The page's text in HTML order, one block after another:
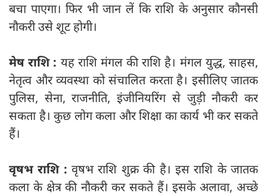
बचा पाएगा। फिर भी जान लें कि राशि के अनुसार कौनसी
नौकरी उसे शूट होगी।
मेष राशि : यह राशि मंगल की राशि है। मंगल युद्ध, साहस,
नेतृत्व और व्यवस्था को संचालित करता है। इसीलिए जातक
पुलिस, सेना, राजनीति, इंजीनियरिंग से जुड़ी नौकरी कर
सकता है। कुछ लोग कला और शिक्षा का कार्य भी कर सकते
हैं।
वृषभ राशि :वृषभ राशि शुक्र की है। इस राशि के जातक
कला के क्षेत्र की नौकरी कर सकते हैं। इसके अलावा, अच्छे